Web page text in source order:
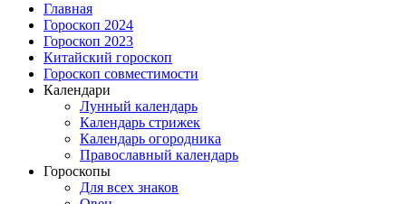
Главная
Гороскоп 2024
Гороскоп 2023
Китайский гороскоп
Гороскоп совместимости
Календари
Лунный календарь
Календарь стрижек
Календарь огородника
Православный календарь
Гороскопы
Для всех знаков